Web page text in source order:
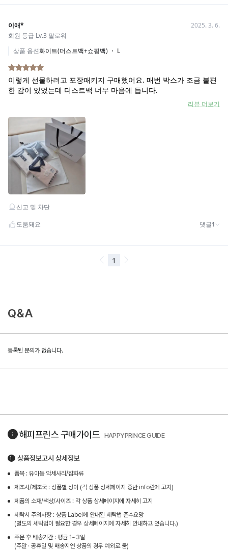
Q&A
등록된 문의가 없습니다.
해피프린스구매가이드 HAPPYPRINCE GUIDE
상품정보고시 상세정보
품목 : 유아동 악세사리/잡화류
제조사/제조국 : 상품별 상이 (각 상품 상세페이지 중반 info란에 고지)
제품의 소재/색상/사이즈 : 각 상품 상세페이지에 자세히 고지
세탁시 주의사항 : 상품 Label에 안내된 세탁법 준수요망
(별도의 세탁법이 필요한 경우 상세페이지에 자세히 안내하고 있습니다.)
주문 후 배송기간 : 평균 1~3일
(주말 · 공휴일 및 배송지연 상품의 경우 예외로 둠)